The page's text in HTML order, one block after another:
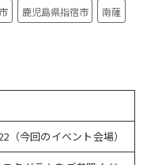
鹿児島県指宿市 南薩
（今回のイベント会場）